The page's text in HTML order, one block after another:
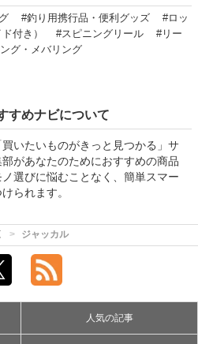
#釣り用携行品・便利グッズ
#ロッ
付き） #スピニングリール
#リー
グ・メバリング
すめナビについて
いたいものがきっと見つかる」サ
があなたのためにおすすめの商品
選びに悩むことなく、簡単スマー
られます。
ジャッカル
人気の記事